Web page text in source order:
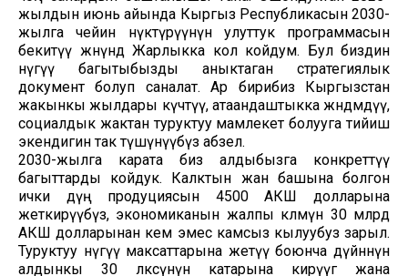
жылдын июнь айында Кыргыз Республикасын 2030-
жылга чейин өнүктүрүүнүн улуттук программасын
бекитүү жөнүндө Жарлыкка кол койдум. Бул биздин
өнүгүү багытыбызды аныктаган стратегиялык
документ болуп саналат. Ар бирибиз Кыргызстан
жакынкы жылдары күчтүү, атаандаштыкка жөндөмдүү,
социалдык жактан туруктуу мамлекет болууга тийиш
экендигин так түшүнүүбүз абзел.
2030-жылга карата биз алдыбызга конкреттүү
багыттарды койдук. Калктын жан башына болгон
ички дүң продуциясын 4500 АКШ долларына
жеткирүүбүз, экономиканын жалпы көлөмүн 30 млрд
АКШ долларынан кем эмес камсыз кылуубуз зарыл.
Туруктуу өнүгүү максаттарына жетүү боюнча дүйнөнүн
алдынкы 30 өлкөсүнүн катарына кирүүгө жана